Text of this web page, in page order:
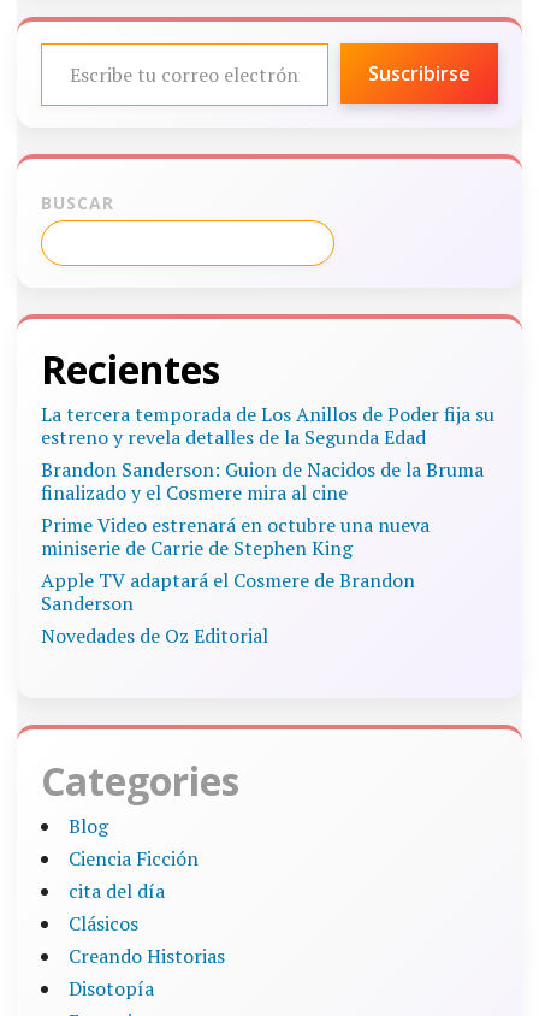
ESCRIBE TU CORREO ELECTRÓNICO…
Suscribirse
BUSCAR
Recientes
La tercera temporada de Los Anillos de Poder fija su
estreno y revela detalles de la Segunda Edad
Brandon Sanderson: Guion de Nacidos de la Bruma
finalizado y el Cosmere mira al cine
Prime Video estrenará en octubre una nueva
miniserie de Carrie de Stephen King
Apple TV adaptará el Cosmere de Brandon
Sanderson
Novedades de Oz Editorial
Categories
Blog
Ciencia Ficción
cita del día
Clásicos
Creando Historias
Disotopía